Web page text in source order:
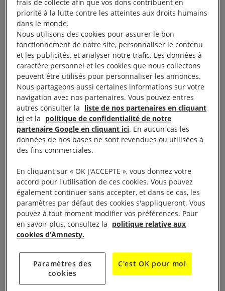
de leur peine. Les autorités n’ont fourni aucune
raison à Luis Manuel pour justifier le refus de sa
demande.
Du fond de sa cellule, Luis Manuel Otero Alcántara
le clamait à ses proches au téléphone le 7 octobre
dernier : «C’est l’art qui va me sauver». En
attendant, c’est bien sa liberté de ton et sa créativité
qui ont érigé ce militant de la liberté, en bête noire
du régime cubain.
(contraction d’artiste et d’activiste), devient l’un des
leaders du mouvement San Isidro, un collectif
d’artistes et de journalistes contestataires. Il
s’oppose à une loi visant à bâillonner la liberté
d’expression (le décret 349), et multiplie les
renommée internationale.
Les artistes sont comme tout le monde ; ils ont une
frais de collecte afin que vos dons contribuent en
priorité à la lutte contre les atteintes aux droits humains
dans le monde.
Nous utilisons des cookies pour assurer le bon
fonctionnement de notre site, personnaliser le contenu
et les publicités, et analyser notre trafic. Les données à
caractère personnel et les cookies que nous collectons
peuvent être utilisés pour personnaliser les annonces.
Nous partageons aussi certaines informations sur votre
navigation avec nos partenaires. Vous pouvez entres
autres consulter la liste de nos partenaires en cliquant
ici et la politique de confidentialité de notre
partenaire Google en cliquant ici. En aucun cas les
données de nos bases ne sont revendues ou utilisées à
des fins commerciales.
En cliquant sur « OK J'ACCEPTE », vous donnez votre
accord pour l'utilisation de ces cookies. Vous pouvez
également continuer sans accepter, et dans ce cas, les
paramètres par défaut des cookies s'appliqueront. Vous
pouvez à tout moment modifier vos préférences. Pour
en savoir plus, consultez la politique relative aux
cookies d’Amnesty.
Paramètres des
cookies
C'est OK pour moi